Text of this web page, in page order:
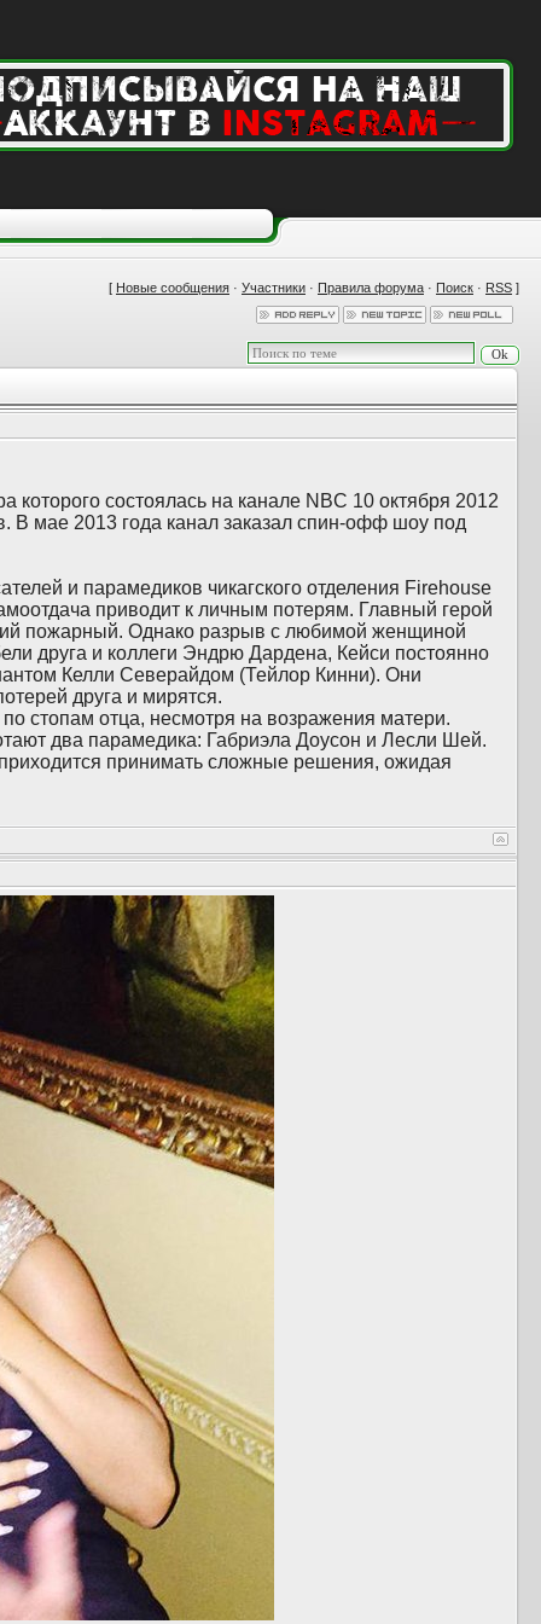
[ Новые сообщения · Участники · Правила форума · Поиск · RSS ]
состоялась на канале NBC 10 октября 2012
В мае 2013 года канал заказал спин-офф шоу под
и парамедиков чикагского отделения Firehouse
приводит к личным потерям. Главный герой
пожарный. Однако разрыв с любимой женщиной
друга и коллеги Эндрю Дардена, Кейси постоянно
Келли Северайдом (Тейлор Кинни). Они
друга и мирятся.
стопам отца, несмотря на возражения матери.
два парамедика: Габриэла Доусон и Лесли Шей.
принимать сложные решения, ожидая